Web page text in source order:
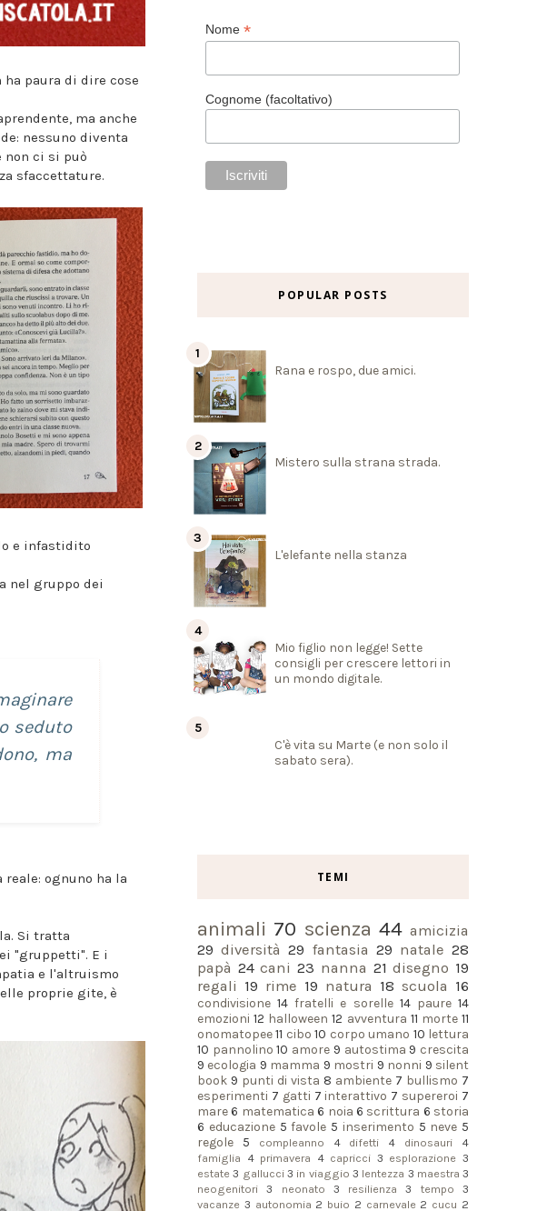
paura di dire cose
ma anche
nessuno diventa
non ci si può
sfaccettature.
e infastidito
nel gruppo dei
seduto
ma
ognuno ha la
Si tratta
"gruppetti". E i
e l'altruismo
proprie gite, è
Nome *
Cognome (facoltativo)
POPULAR POSTS
Rana e rospo, due amici.
Mistero sulla strana strada.
L'elefante nella stanza
Mio figlio non legge! Sette
consigli per crescere lettori in
un mondo digitale.
C'è vita su Marte (e non solo il
sabato sera).
TEMI
animali 70 scienza 44 amicizia
29 diversità 29 fantasia 29 natale 28
papà 24 cani 23 nanna 21 disegno 19
regali 19 rime 19 natura 18 scuola 16
condivisione 14 fratelli e sorelle 14 paure 14
emozioni 12 halloween 12 avventura 11 morte 11
onomatopee 11 cibo 10 corpo umano 10 lettura
10 pannolino 10 amore 9 autostima 9 crescita
9 ecologia 9 mamma 9 mostri 9 nonni 9 silent
book 9 punti di vista 8 ambiente 7 bullismo 7
esperimenti 7 gatti 7 interattivo 7 supereroi 7
mare6 matematica 6 noia 6 scrittura 6 storia
6 educazione 5 favole 5 inserimento 5 neve 5
regole
5 compleanno 4 difetti 4 dinosauri
4
famiglia 4 primavera 4 capricci 3 esplorazione 3
estate 3 gallucci 3 in viaggio 3 lentezza 3 maestra 3
neogenitori
3 neonato 3 resilienza 3 tempo
3
vacanze 3 autonomia 2 buio 2 carnevale 2 cucu 2